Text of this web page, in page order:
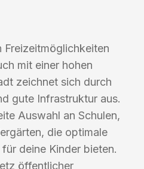
Freizeitmöglichkeiten
mit einer hohen
zeichnet sich durch
gute Infrastruktur aus.
Auswahl an Schulen,
die optimale
deine Kinder bieten.
öffentlicher